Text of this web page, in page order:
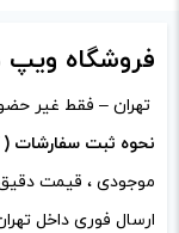
فروشگاه ویپ
تهران – فقط غیر
نحوه ثبت سفارشات (
موجودی ، قیمت
ارسال فوری داخل تهران 2 ساعت / دیگر شهرها 2 تا 4